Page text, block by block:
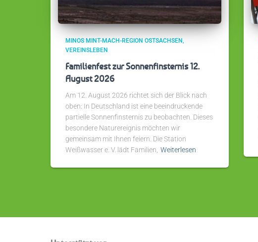
MINOS MINT-MACH-REGION OSTSACHSEN
VEREINSLEBEN
Familienfest zur Sonnenfinsternis 12.
August 2026
Am 12. August 2026 richtet sich der Blick nach
oben: In Deutschland ist eine beeindruckende
partielle Sonnenfinsternis zu beobachten. Dieses
besondere Naturereignis möchten wir
gemeinsam mit Ihnen feiern. Die Station
Weißwasser e. V. lädt Familien, Weiterlesen